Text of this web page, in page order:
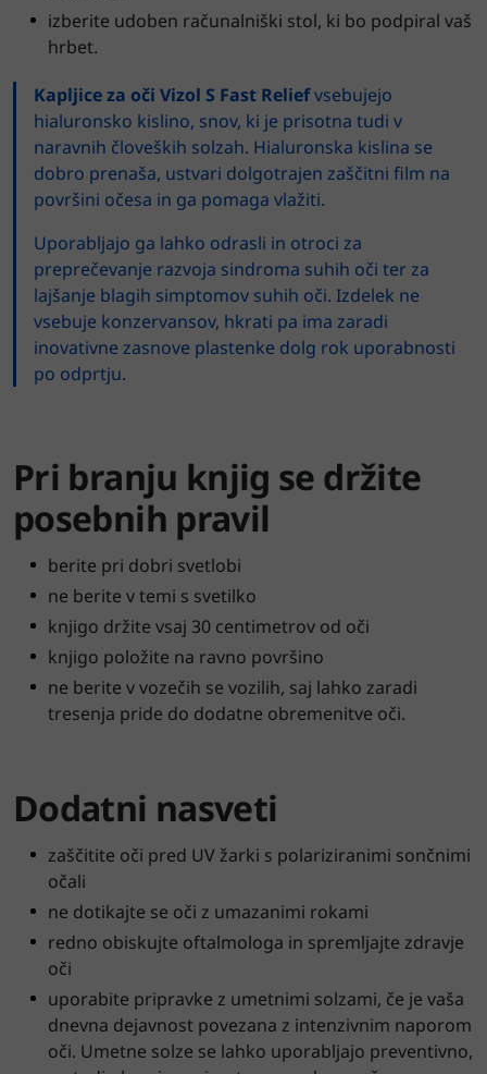
izberite udoben računalniški stol, ki bo podpiral vaš
hrbet.
Kapljice za oči Vizol S Fast Reliefvsebujejo
hialuronsko kislino, snov, ki je prisotna tudi v
naravnih človeških solzah. Hialuronska kislina se
dobro prenaša, ustvari dolgotrajen zaščitni film na
površini očesa in ga pomaga vlažiti.
Uporabljajo ga lahko odrasli in otroci za
preprečevanje razvoja sindroma suhih oči ter za
lajšanje blagih simptomov suhih oči. Izdelek ne
vsebuje konzervansov, hkrati pa ima zaradi
inovativne zasnove plastenke dolg rok uporabnosti
po odprtju.
Pri branju knjig se držite
posebnih pravil
berite pri dobri svetlobi
ne berite v temi s svetilko
knjigo držite vsaj 30 centimetrov od oči
knjigo položite na ravno površino
ne berite v vozečih se vozilih, saj lahko zaradi
tresenja pride do dodatne obremenitve oči.
Dodatni nasveti
zaščitite oči pred UV žarki s polariziranimi sončnimi
očali
ne dotikajte se oči z umazanimi rokami
redno obiskujte oftalmologa in spremljajte zdravje
oči
uporabite pripravke z umetnimi solzami, če je vaša
dnevna dejavnost povezana z intenzivnim naporom
oči. Umetne solze se lahko uporabljajo preventivno,